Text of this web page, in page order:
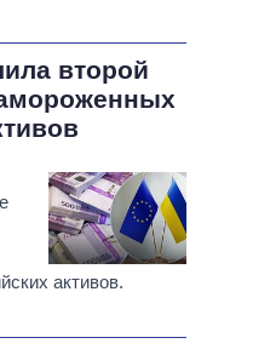
второй
активов.